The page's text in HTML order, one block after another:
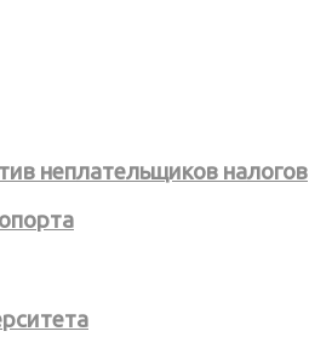
неплательщиков налогов